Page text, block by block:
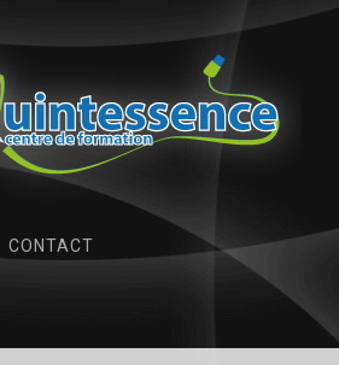
CONTACT